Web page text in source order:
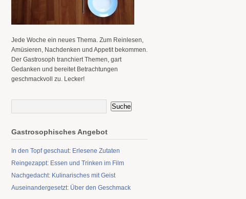
Jede Woche ein neues Thema. Zum Reinlesen,
Amüsieren, Nachdenken und Appetit bekommen.
Der Gastrosoph tranchiert Themen, gart
Gedanken und bereitet Betrachtungen
geschmackvoll zu. Lecker!
Gastrosophisches Angebot
In den Topf geschaut: Erlesene Zutaten
Reingezappt: Essen und Trinken im Film
Nachgedacht: Kulinarisches mit Geist
Auseinandergesetzt: Über den Geschmack